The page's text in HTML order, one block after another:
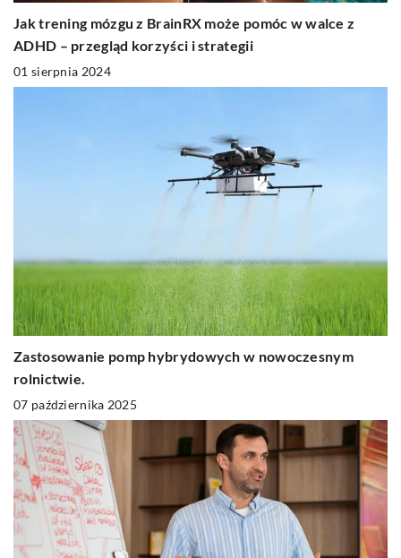
Jak trening mózgu z BrainRX może pomóc w walce z
ADHD – przegląd korzyści i strategii
01 sierpnia 2024
Zastosowanie pomp hybrydowych w nowoczesnym
rolnictwie.
07 października 2025